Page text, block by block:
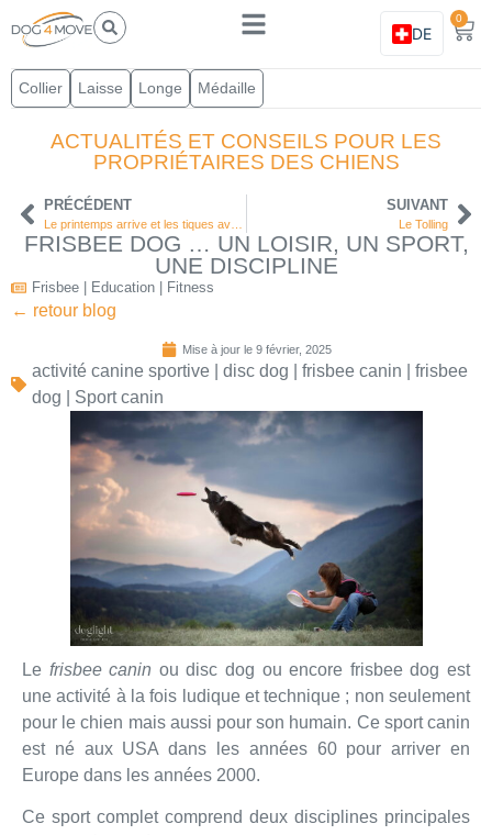
DE
0
Collier Laisse Longe Médaille
ACTUALITÉS ET CONSEILS POUR LES
PROPRIÉTAIRES DES CHIENS
PRÉCÉDENT SUIVANT
Le Tolling
FRISBEE DOG … UN LOISIR, UN SPORT,
UNE DISCIPLINE
Frisbee Education Fitness
← retour blog
Mise à jour le 9 février, 2025
activité canine sportive disc dog frisbee canin
frisbee
dog
Sport canin
Le frisbee canin ou disc dog ou encore frisbee dog est
une activité à la fois ludique et technique ; non seulement
pour le chien mais aussi pour son humain. Ce sport canin
est né aux USA dans les années 60 pour arriver en
Europe dans les années 2000.
Ce sport complet comprend deux disciplines principales